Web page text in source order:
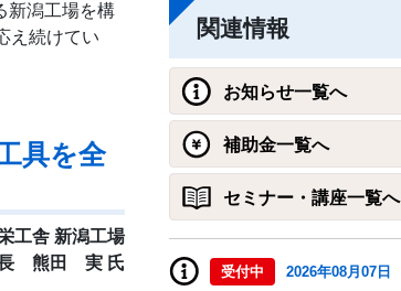
新潟工場を構
え続けてい
具を全
工舎 新潟工場
長 熊田 実 氏
関連情報
お知らせ一覧へ
補助金一覧へ
セミナー・講座一覧へ
受付中 2026年08月07日